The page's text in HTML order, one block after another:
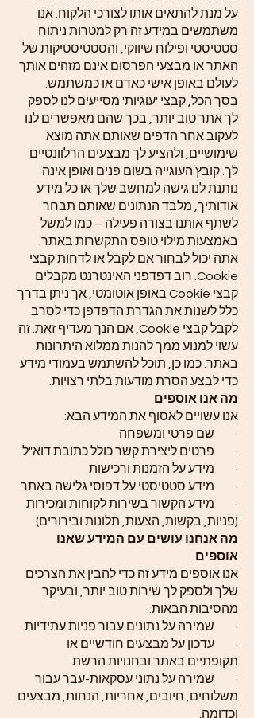
על מנת להתאים אותו לצורכי הלקוח. אנו
משתמשים במידע זה רק למטרות ניתוח
סטטיסטי ופילוח שיווקי, והסטטיסטיקות של
האתר או מבצעי הפרסום אינם מזהים אותך
לעולם באופן אישי כאדם או כמשתמש.
בסך הכל, קבצי 'עוגיות' מסייעים לנו לספק
לך אתר טוב יותר, בכך שהם מאפשרים לנו
לעקוב אחר הדפים שאותם אתה מוצא
שימושיים, ולהציע לך מבצעים הרלוונטיים
לך. קובץ העוגייה בשום פנים ואופן אינה
נותנת לנו גישה למחשב שלך או כל מידע
אודותיך, מלבד הנתונים שאותם תבחר
לשתף אותנו בצורה פעילה – כמו למשל
באמצעות מילוי טופס התקשרות באתר.
אתה יכול לבחור אם לקבל או לדחות קבצי
Cookie. רוב דפדפני האינטרנט מקבלים
קבצי Cookie באופן אוטומטי, אך ניתן בדרך
כלל לשנות את הגדרת הדפדפן כדי לסרב
לקבל קבצי Cookie, אם הנך מעדיף זאת. זה
עשוי למנוע ממך להנות ממלוא היתרונות
באתר. כמו כן, תוכל להשתמש בעמודי מידע
כדי לבצע הסרת מודעות בלתי רצויות.
מה אנו אוספים
אנו עשויים לאסוף את המידע הבא:
· שם פרטי ומשפחה
· פרטים ליצירת קשר כולל כתובת דוא"ל
· מידע על הזמנות ורכישות
· מידע סטטיסטי על דפוסי גלישה באתר
· מידע הקשור בשירות לקוחות ומכירות
(פניות, בקשות, הצעות, תלונות ובירורים)
מה אנחנו עושים עם המידע שאנו
אוספים
אנו אוספים מידע זה כדי להבין את הצרכים
שלך ולספק לך שירות טוב יותר, ובעיקר
מהסיבות הבאות:
· שמירה על נתונים עבור פניות עתידיות.
· עדכון על מבצעים חודשיים או
תקופתיים באתר ובחנויות הרשת
· שמירה על נתוני עסקאות-עבר עבור
משלוחים, חיובים, אחריות, הנחות, מבצעים
וכדומה.